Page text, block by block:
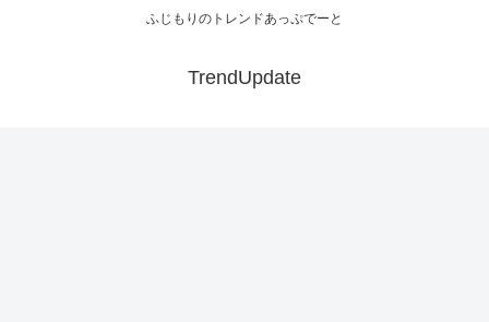
ふじもりのトレンドあっぷでーと
TrendUpdate